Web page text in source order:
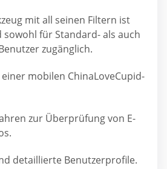
mit all seinen Filtern ist
sowohl für Standard- als auch
zugänglich.
mobilen ChinaLoveCupid-
zur Überprüfung von E-
detaillierte Benutzerprofile.